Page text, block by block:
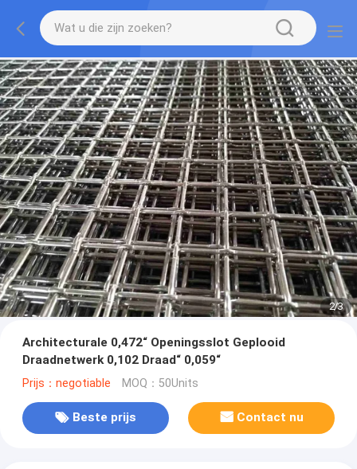
2/3
Architecturale 0,472“ Openingsslot Geplooid
Draadnetwerk 0,102 Draad“ 0,059“
Prijs：negotiable MOQ：50Units
Beste prijs Contact nu